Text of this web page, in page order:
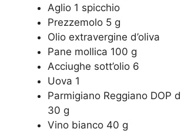
Aglio 1 spicchio
Prezzemolo 5 g
Olio extravergine d’oliva
Pane mollica 100 g
Acciughe sott’olio 6
Uova 1
Parmigiano Reggiano DOP
30 g
Vino bianco 40 g